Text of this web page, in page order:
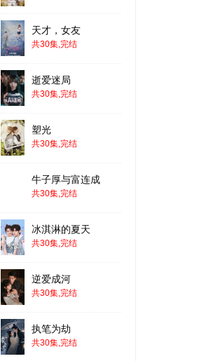
天才，女友
共30集,完结
逝爱迷局
共30集,完结
塑光
共30集,完结
牛子厚与富连成
共30集,完结
冰淇淋的夏天
共30集,完结
逆爱成河
共30集,完结
执笔为劫
共30集,完结